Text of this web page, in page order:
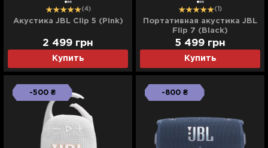
(4)
Акустика JBL Clip 5 (Pink)
Купить
2 499 грн
(1)
Портативная акустика JBL
Flip 7 (Black)
Купить
5 499 грн
-500 ₴ -800 ₴